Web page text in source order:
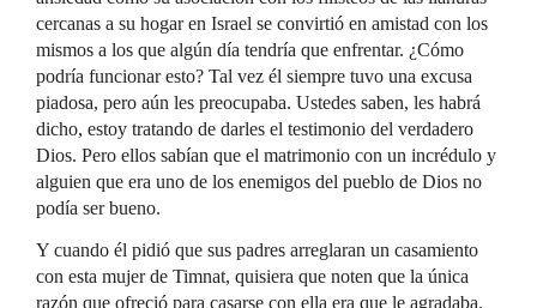
cercanas a su hogar en Israel se convirtió en amistad con los
mismos a los que algún día tendría que enfrentar. ¿Cómo
podría funcionar esto? Tal vez él siempre tuvo una excusa
piadosa, pero aún les preocupaba. Ustedes saben, les habrá
dicho, estoy tratando de darles el testimonio del verdadero
Dios. Pero ellos sabían que el matrimonio con un incrédulo y
alguien que era uno de los enemigos del pueblo de Dios no
podía ser bueno.
Y cuando él pidió que sus padres arreglaran un casamiento
con esta mujer de Timnat, quisiera que noten que la única
razón que ofreció para casarse con ella era que le agradaba.